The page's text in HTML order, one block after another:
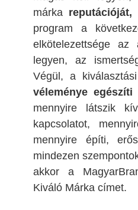
márka reputációját,
program a
elkötelezettsége az
legyen, az
Végül, a
véleménye egészíti
mennyire látszik
kapcsolatot,
mennyire építi,
mindezen
akkor a
Kiváló Márka címet.